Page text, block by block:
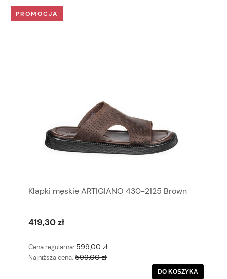
Klapki męskie ARTIGIANO 430-2125 Brown
419,30 zł
Cena regularna: 599,00 zł
Najniższa cena: 599,00 zł
DO KOSZYKA
PROMOCJA